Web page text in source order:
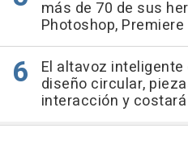
más de 70 de sus
Photoshop,
El altavoz inteligente
diseño circular,
interacción y